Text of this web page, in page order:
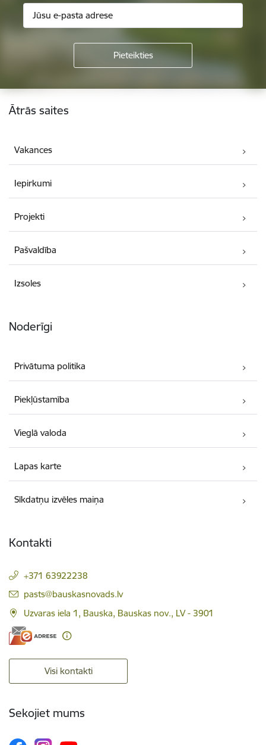
Kājene
Ātrās saites
Vakances
Iepirkumi
Projekti
Pašvaldība
Izsoles
Noderīgi
Privātuma politika
Piekļūstamība
Vieglā valoda
Lapas karte
Sīkdatņu izvēles maiņa
Kontakti
+371 63922238
E-pasts:
pasts@bauskasnovads.lv
Uzvaras iela 1, Bauska, Bauskas nov., LV - 3901
Visi kontakti
Sekojiet mums